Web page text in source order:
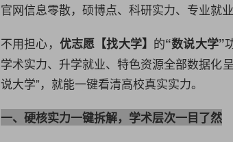
官网信息零散，硕博点、 科研实力、专业就
不用担心， 优志愿【找大学】 的“数说大学”
学术实力、升学就业、特色资源全部数据化
说大学”，就能一键看清高校真实实力。
一、硬核实力一键拆解，学术层次一目了然